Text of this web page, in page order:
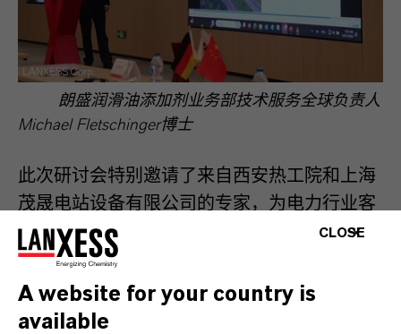
LANXESS Corp.
朗盛润滑油添加剂业务部技术服务全球负责人
Michael Fletschinger博士
此次研讨会特别邀请了来自西安热工院和上海
茂晟电站设备有限公司的专家，为电力行业客
户系统分享了抗燃油的国家测试标准以及汽轮
机EH系统日常运维的宝贵经验。研讨会期间，
朗盛还组织与会者参观了其研发中心和生产基
地，进一步展示了公司的技术实力与创新能
CLOSE
A website for your country is
available